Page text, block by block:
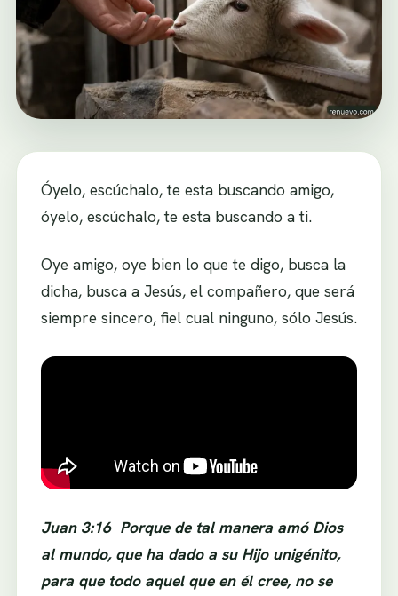
Óyelo, escúchalo, te esta buscando amigo,
óyelo, escúchalo, te esta buscando a ti.
Oye amigo, oye bien lo que te digo, busca la
dicha, busca a Jesús, el compañero, que será
siempre sincero, fiel cual ninguno, sólo Jesús.
Juan 3:16 Porque de tal manera amó Dios
al mundo, que ha dado a su Hijo unigénito,
para que todo aquel que en él cree, no se